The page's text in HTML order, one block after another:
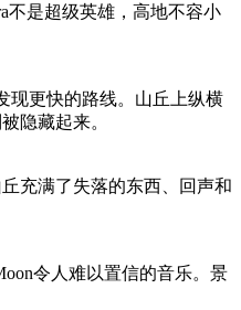
不是超级英雄，高地不容小
现更快的路线。山丘上纵横
隐藏起来。
充满了失落的东西、回声和
令人难以置信的音乐。景